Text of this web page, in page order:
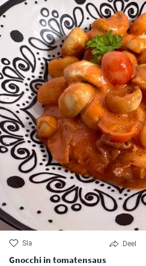
Sla Deel
Gnocchi in tomatensaus